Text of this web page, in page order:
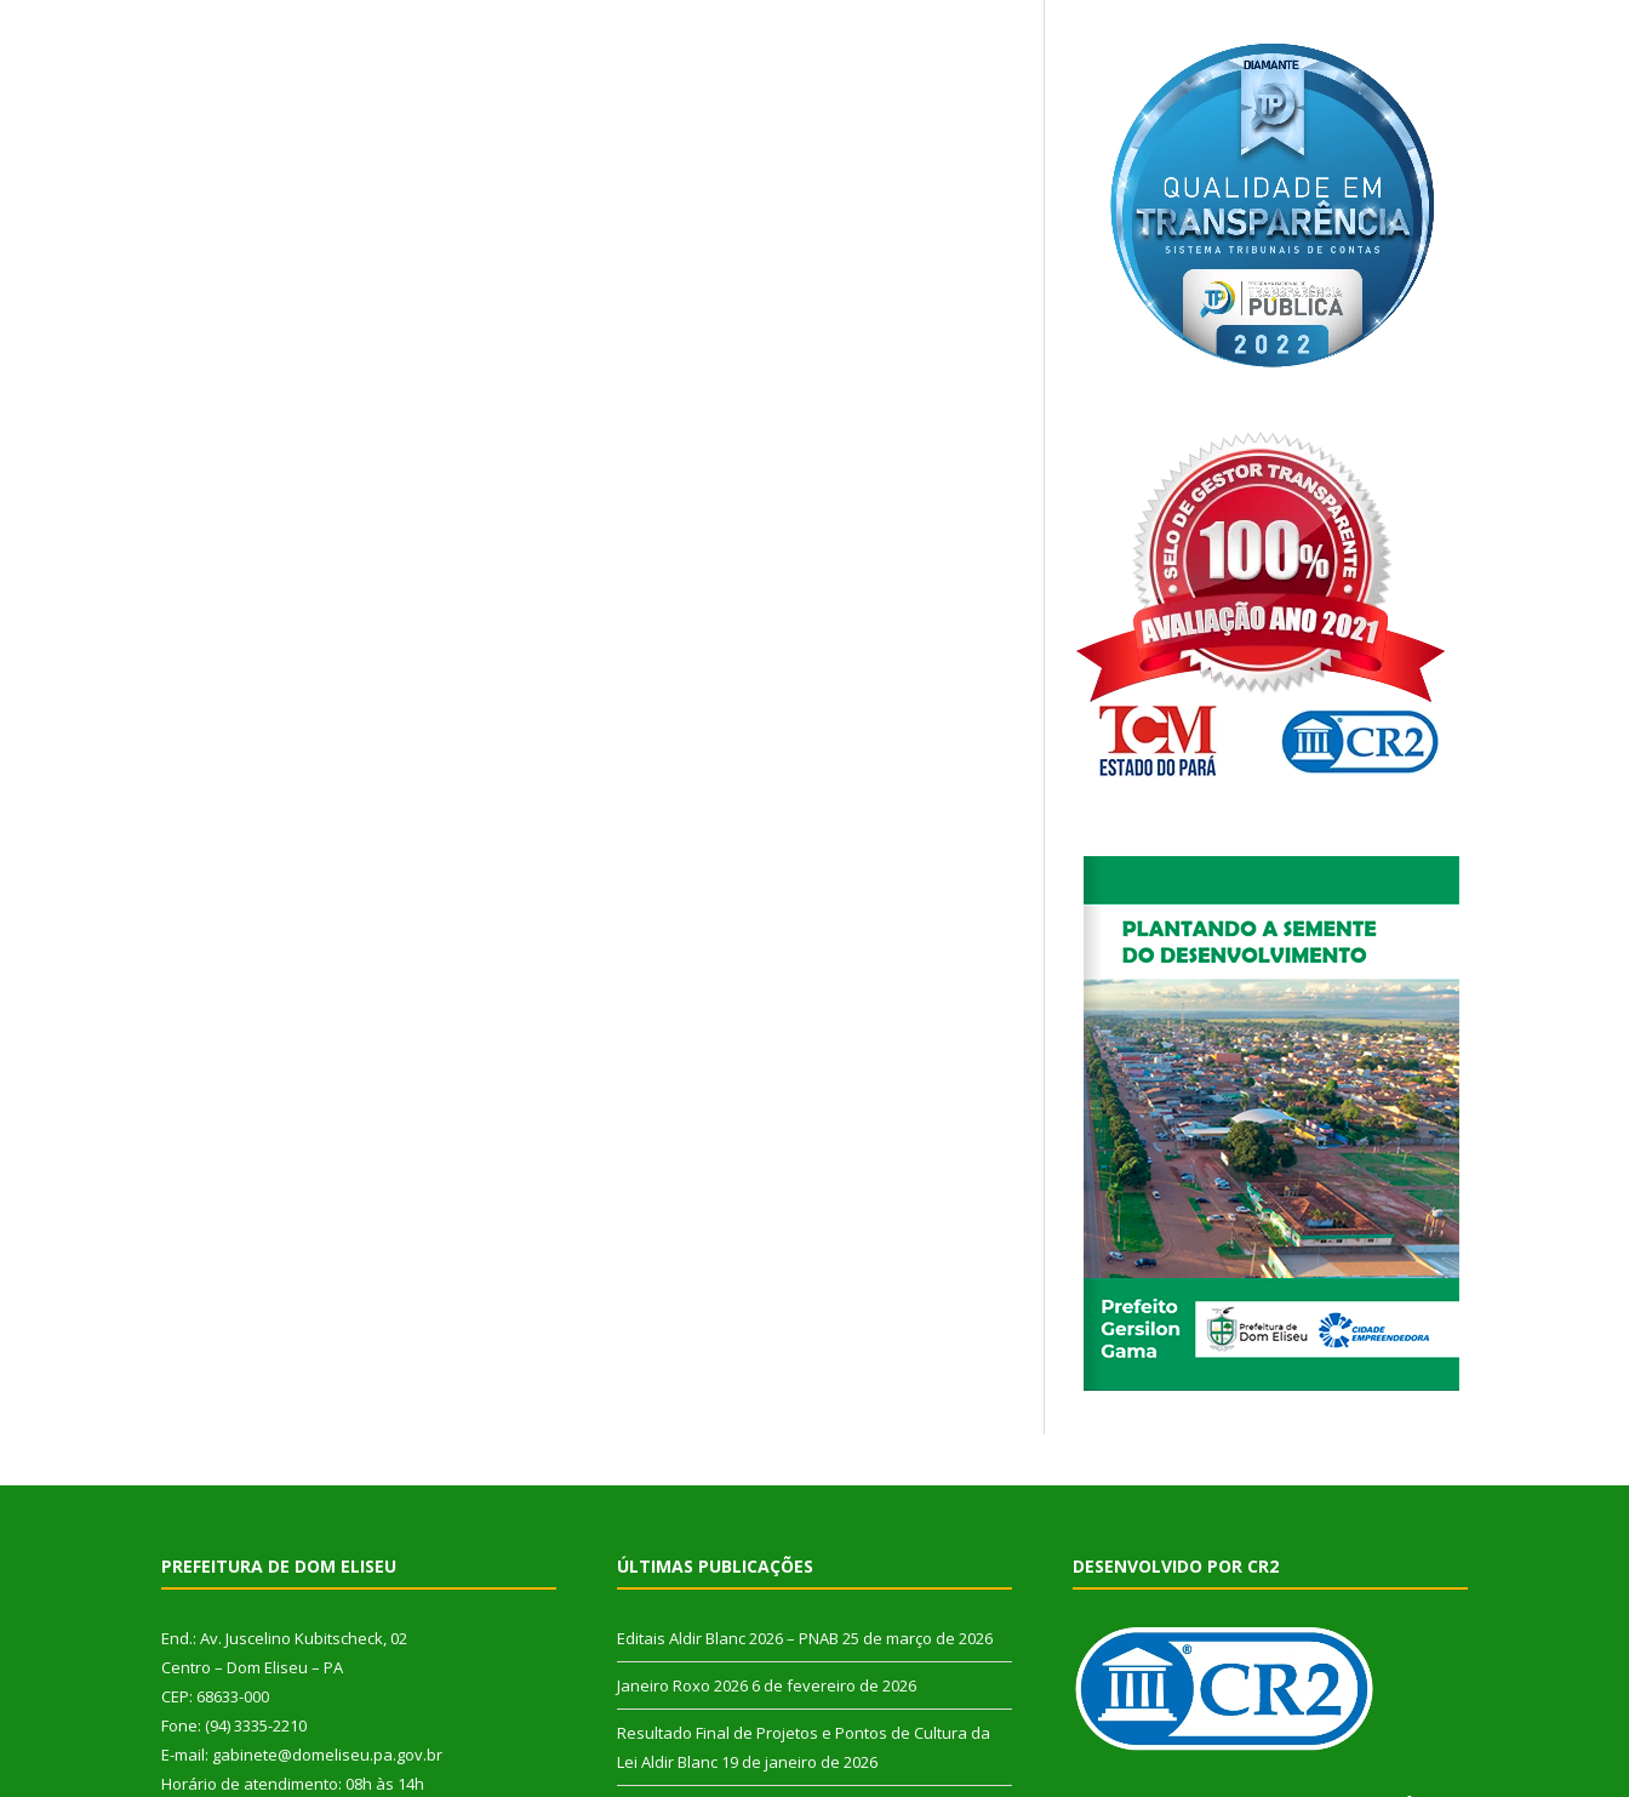
PREFEITURA DE DOM ELISEU
End.: Av. Juscelino Kubitscheck, 02
Centro – Dom Eliseu – PA
CEP: 68633-000
Fone: (94) 3335-2210
E-mail: gabinete@domeliseu.pa.gov.br
Horário de atendimento: 08h às 14h
ÚLTIMAS PUBLICAÇÕES
Editais Aldir Blanc 2026 – PNAB 25 de março de 2026
Janeiro Roxo 2026 6 de fevereiro de 2026
Resultado Final de Projetos e Pontos de Cultura da
Lei Aldir Blanc 19 de janeiro de 2026
DESENVOLVIDO POR CR2